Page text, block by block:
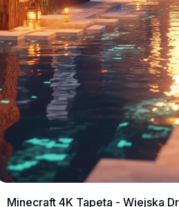
Minecraft 4K Tapeta - Wiejska